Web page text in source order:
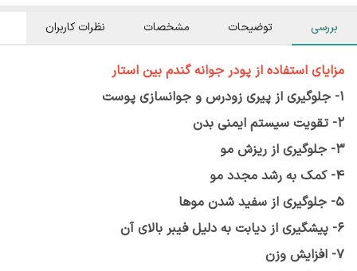
بررسی توضیحات مشخصات نظرات کاربران
مزایای استفاده از پودر جوانه گندم بین استار
1- جلوگیری از پیری زودرس و جوانسازی پوست
2- تقویت سیستم ایمنی بدن
3- جلوگیری از ریزش مو
4- کمک به رشد مجدد مو
5- جلوگیری از سفید شدن موها
6- پیشگیری از دیابت به دلیل فیبر بالای آن
7- افزایش وزن